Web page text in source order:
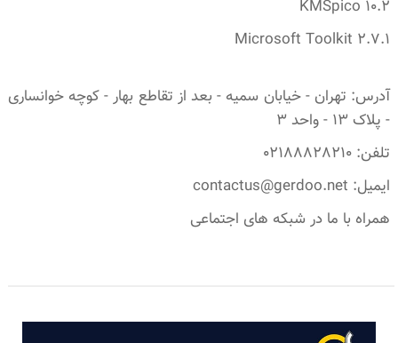
KMSpico 10.2
Microsoft Toolkit 2.7.1
آدرس: تهران - خیابان سمیه - بعد از تقاطع بهار - کوچه خوانساری
- پلاک 13 - واحد 3
تلفن: 02188828210
ایمیل: contactus@gerdoo.net
همراه با ما در شبکه های اجتماعی